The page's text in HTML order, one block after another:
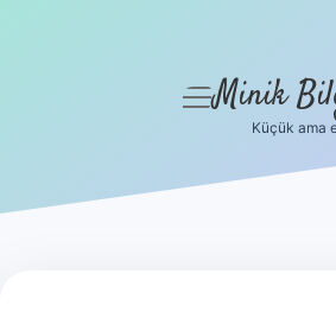
menüyü
Minik
Küçük ama